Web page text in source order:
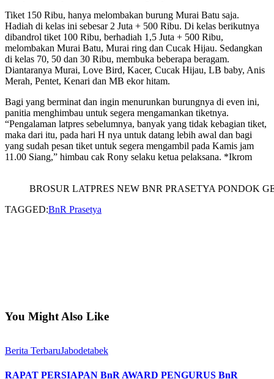
Tiket 150 Ribu, hanya melombakan burung Murai Batu saja.
Hadiah di kelas ini sebesar 2 Juta + 500 Ribu. Di kelas berikutnya
dibandrol tiket 100 Ribu, berhadiah 1,5 Juta + 500 Ribu,
melombakan Murai Batu, Murai ring dan Cucak Hijau. Sedangkan
di kelas 70, 50 dan 30 Ribu, membuka beberapa beragam.
Diantaranya Murai, Love Bird, Kacer, Cucak Hijau, LB baby, Anis
Merah, Pentet, Kenari dan MB ekor hitam.
Bagi yang berminat dan ingin menurunkan burungnya di even ini,
panitia menghimbau untuk segera mengamankan tiketnya.
“Pengalaman latpres sebelumnya, banyak yang tidak kebagian tiket,
maka dari itu, pada hari H nya untuk datang lebih awal dan bagi
yang sudah pesan tiket untuk segera mengambil pada Kamis jam
11.00 Siang,” himbau cak Rony selaku ketua pelaksana. *Ikrom
BROSUR LATPRES NEW BNR PRASETYA PONDOK
TAGGED:BnR Prasetya
You Might Also Like
Berita TerbaruJabodetabek
RAPAT PERSIAPAN BnR AWARD PENGURUS BnR